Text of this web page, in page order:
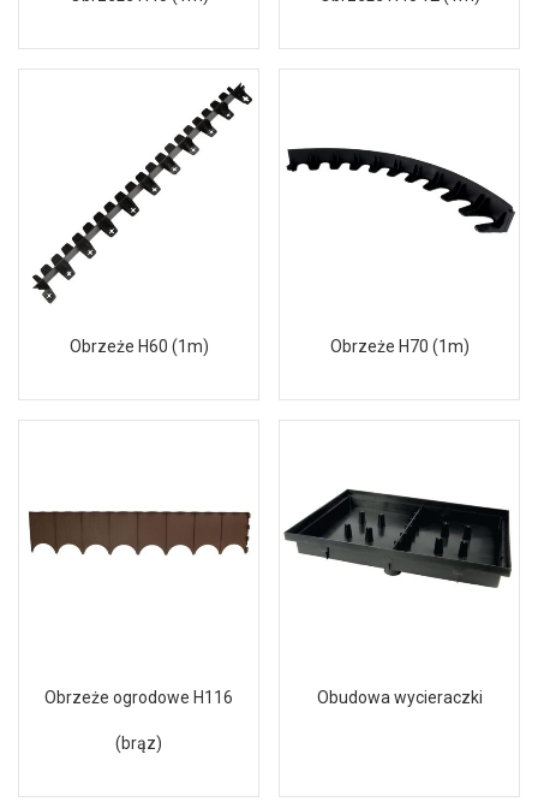
Obrzeże H60 (1m) Obrzeże H70 (1m)
Obrzeże ogrodowe H116
(brąz)
Obudowa wycieraczki